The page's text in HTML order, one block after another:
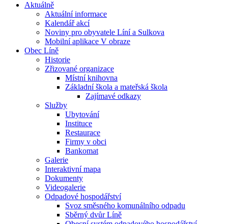
Aktuálně
Aktuální informace
Kalendář akcí
Noviny pro obyvatele Líní a Sulkova
Mobilní aplikace V obraze
Obec Líně
Historie
Zřizované organizace
Místní knihovna
Základní škola a mateřská škola
Zajímavé odkazy
Služby
Ubytování
Instituce
Restaurace
Firmy v obci
Bankomat
Galerie
Interaktivní mapa
Dokumenty
Videogalerie
Odpadové hospodářství
Svoz směsného komunálního odpadu
Sběrný dvůr Líně